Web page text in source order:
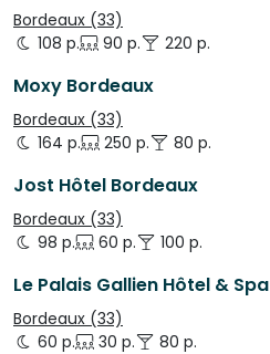
Bordeaux (33)
108 p.
90 p. 220 p.
Moxy Bordeaux
Bordeaux (33)
164 p.
250 p. 80 p.
Jost Hôtel Bordeaux
Bordeaux (33)
98 p.
60 p. 100 p.
Le Palais Gallien Hôtel & Spa
Bordeaux (33)
60 p.
30 p. 80 p.